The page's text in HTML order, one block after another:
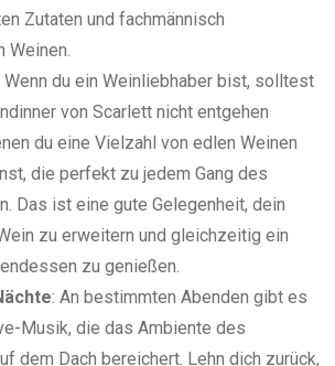
Zutaten und fachmännisch
Wenn du ein Weinliebhaber bist, solltest
von Scarlett nicht entgehen
du eine Vielzahl von edlen Weinen
die perfekt zu jedem Gang des
Das ist eine gute Gelegenheit, dein
zu erweitern und gleichzeitig ein
zu genießen.
: An bestimmten Abenden gibt es
Musik, die das Ambiente des
dem Dach bereichert. Lehn dich zurück,